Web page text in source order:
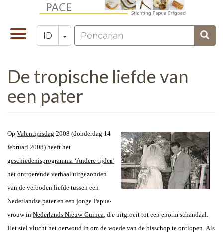
Toggle
navigation
ID Toggle Dropdown
Zoeken
Pencarian
De tropische liefde van
een pater
Op Valentijnsdag 2008 (donderdag 14
februari 2008) heeft het
geschiedenisprogramma ‘Andere tijden’
het ontroerende verhaal uitgezonden
van de verboden liefde tussen een
Nederlandse pateren een jonge Papua-
vrouw in Nederlands Nieuw-Guinea , die uitgroeit tot een enorm schandaal.
Het stel vlucht het oerwoud in om de woede van de bisschop te ontlopen. Als